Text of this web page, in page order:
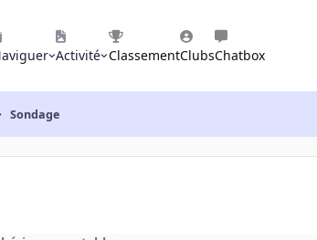
Activité ClassementClubsChatbox
Sondage